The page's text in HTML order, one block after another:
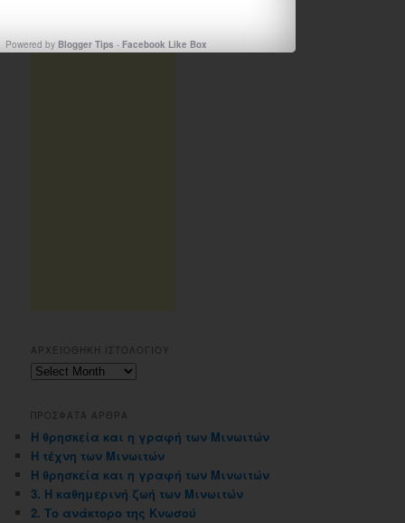
ΑΡΧΕΙΟΘΗΚΗ ΙΣΤΟΛΟΓΙΟΥ
Αρχειοθηκη
ΠΡΟΣΦΑΤΑ ΑΡΘΡΑ
Η θρησκεία και η γραφή των Μινωιτών
Η τέχνη των Μινωιτών
Η θρησκεία και η γραφή των Μινωιτών
3. Η καθημερινή ζωή των Μινωιτών
2. Το ανάκτορο της Κνωσού
Powered by Blogger Tips - Facebook Like Box